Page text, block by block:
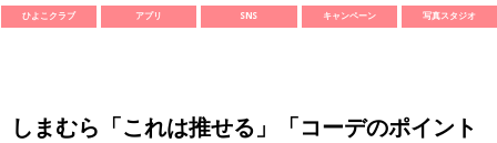
ひよこクラブ アプリ SNS キャンペーン 写真スタジオ
しまむら「これは推せる」「コーデのポイント